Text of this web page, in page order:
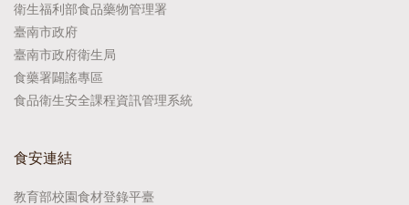
衛生福利部食品藥物管理署
臺南市政府
臺南市政府衛生局
食藥署闢謠專區
食品衛生安全課程資訊管理系統
食安連結
教育部校園食材登錄平臺